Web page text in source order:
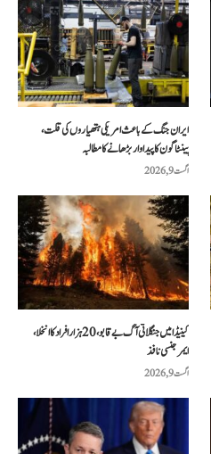
ایران جنگ کے باعث امریکی ہتھیاروں کی قلت،
پینٹاگون کا پیداوار بڑھانے کا مطالبہ
اگست 9, 2026
کینیڈا میں جنگلاتی آگ بے قابو، 20 ہزار افراد کا انخلا،
ایمرجنسی نافذ
اگست 9, 2026